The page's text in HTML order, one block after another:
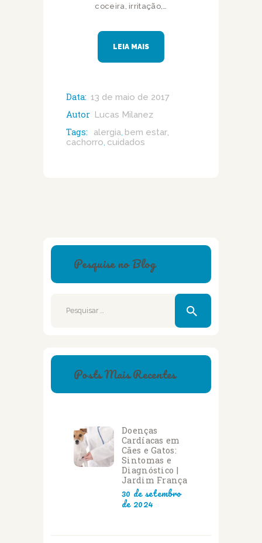
coceira, irritação,…
LEIA MAIS
Data: 13 de maio de 2017
Autor Lucas Milanez
Tags: alergia bem estar,
cachorro cuidados
Pesquise no Blog
Posts Mais Recentes
Doenças
Cardíacas em
Cães e Gatos:
Sintomas e
Diagnóstico |
Jardim França
30 de setembro
de 2024